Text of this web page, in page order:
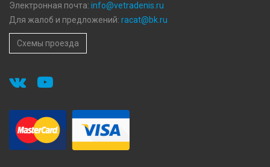
Электронная почта: info@vetradenis.ru
Для жалоб и предложений: racat@bk.ru
Схемы проезда